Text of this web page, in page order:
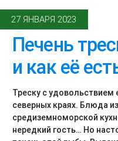
27 ЯНВАРЯ 2023
Печень
и как её
Треску с удовольствием
северных краях. Блюда
средиземноморской
нередкий гость… Но